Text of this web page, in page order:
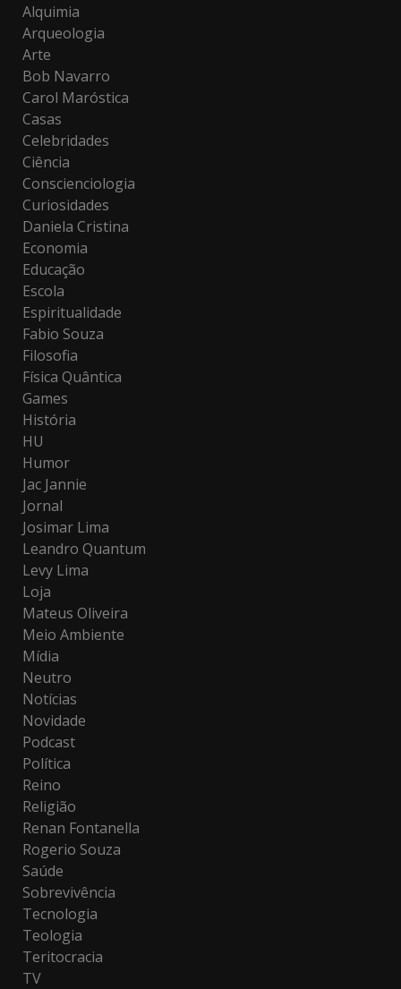
Alquimia
Arqueologia
Arte
Bob Navarro
Carol Maróstica
Casas
Celebridades
Ciência
Conscienciologia
Curiosidades
Daniela Cristina
Economia
Educação
Escola
Espiritualidade
Fabio Souza
Filosofia
Física Quântica
Games
História
HU
Humor
Jac Jannie
Jornal
Josimar Lima
Leandro Quantum
Levy Lima
Loja
Mateus Oliveira
Meio Ambiente
Mídia
Neutro
Notícias
Novidade
Podcast
Política
Reino
Religião
Renan Fontanella
Rogerio Souza
Saúde
Sobrevivência
Tecnologia
Teologia
Teritocracia
TV